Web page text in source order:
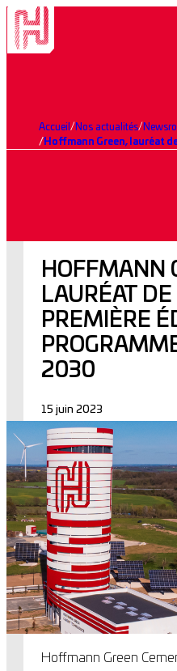
Accueil Nos actualités
HOFFMANN
LAURÉAT
PREMIÈRE
2030
15 juin 2023
Hoffmann Green